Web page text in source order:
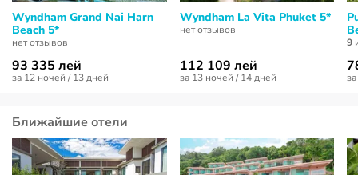
Wyndham Grand Nai Harn
Beach 5*
нет отзывов
93 335 лей
за 12 ночей / 13 дней
Wyndham La Vita Phuket 5*
нет отзывов
112 109 лей
за 13 ночей / 14 дней
9
Ближайшие отели